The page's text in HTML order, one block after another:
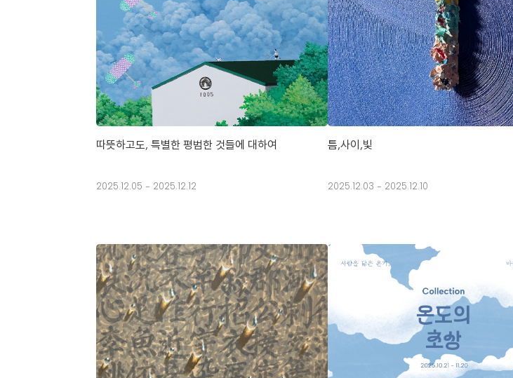
따뜻하고도, 특별한 평범한 것들에 대하여
2025.12.05 - 2025.12.12
틈,사이,빛
2025.12.03 - 2025.12.10